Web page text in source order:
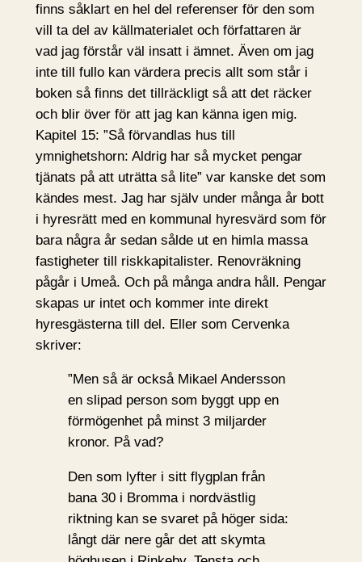
finns såklart en hel del referenser för den som
vill ta del av källmaterialet och författaren är
vad jag förstår väl insatt i ämnet. Även om jag
inte till fullo kan värdera precis allt som står i
boken så finns det tillräckligt så att det räcker
och blir över för att jag kan känna igen mig.
Kapitel 15: ”Så förvandlas hus till
ymnighetshorn: Aldrig har så mycket pengar
tjänats på att uträtta så lite” var kanske det som
kändes mest. Jag har själv under många år bott
i hyresrätt med en kommunal hyresvärd som för
bara några år sedan sålde ut en himla massa
fastigheter till riskkapitalister. Renovräkning
pågår i Umeå. Och på många andra håll. Pengar
skapas ur intet och kommer inte direkt
hyresgästerna till del. Eller som Cervenka
skriver:
”Men så är också Mikael Andersson
en slipad person som byggt upp en
förmögenhet på minst 3 miljarder
kronor. På vad?
Den som lyfter i sitt flygplan från
bana 30 i Bromma i nordvästlig
riktning kan se svaret på höger sida:
långt där nere går det att skymta